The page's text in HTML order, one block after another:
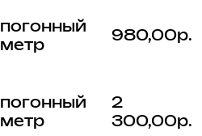
погонный
метр
980,00р.
погонный
метр
2
300,00р.